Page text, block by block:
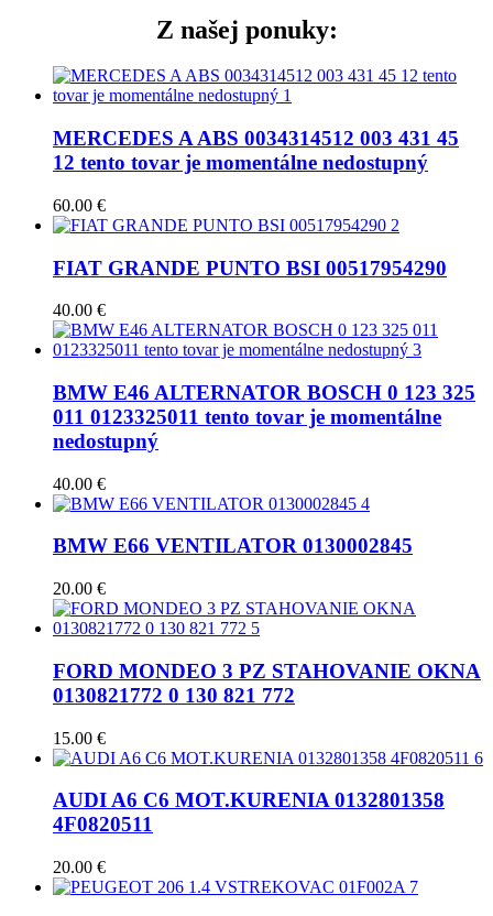
Z našej ponuky​:
MERCEDES A ABS 0034314512 003 431 45
12 tento tovar je momentálne nedostupný
60.00 €
FIAT GRANDE PUNTO BSI 00517954290
40.00 €
BMW E46 ALTERNATOR BOSCH 0 123 325
011 0123325011 tento tovar je momentálne
nedostupný
40.00 €
BMW E66 VENTILATOR 0130002845
20.00 €
FORD MONDEO 3 PZ STAHOVANIE OKNA
0130821772 0 130 821 772
15.00 €
AUDI A6 C6 MOT.KURENIA 0132801358
4F0820511
20.00 €